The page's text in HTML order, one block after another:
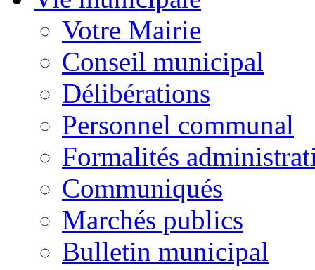
Votre Mairie
Conseil municipal
Délibérations
Personnel communal
Formalités
Communiqués
Marchés publics
Bulletin municipal